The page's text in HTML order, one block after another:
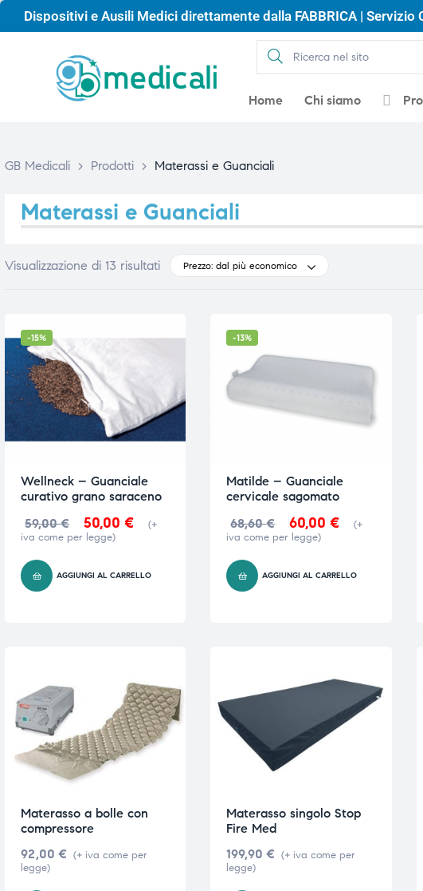
Dispositivi e Ausili Medici direttamente dalla FABBRICA | Servizio
Home Chi siamo
GB Medicali > Prodotti > Materassi e Guanciali
Materassi e Guanciali
Visualizzazione di 13 risultati Prezzo: dal più economico
-15%
Wellneck – Guanciale
curativo grano saraceno
59,00€ 50,00€
(+
iva come per legge)
AGGIUNGI AL CARRELLO
-13%
Matilde – Guanciale
cervicale sagomato
68,60€ 60,00€
(+
iva come per legge)
AGGIUNGI AL CARRELLO
Materasso a bolle con
compressore
92,00 € (+ iva come per
legge)
Materasso singolo Stop
Fire Med
199,90€ (+ iva come per
legge)